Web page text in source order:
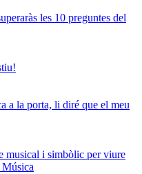
les 10 preguntes del
a la porta, li diré que el meu
musical i simbòlic per viure
Música